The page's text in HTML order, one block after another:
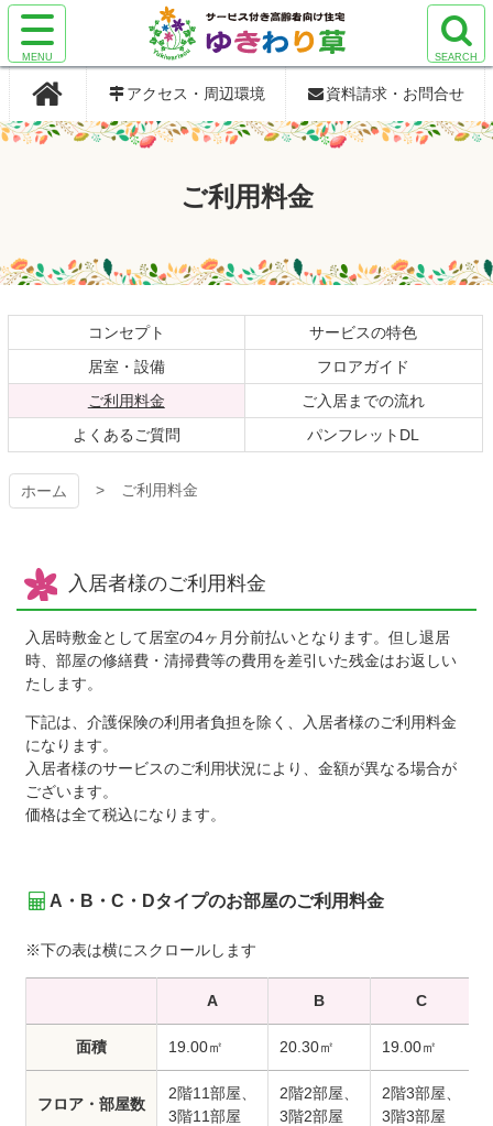
コ
テ
ン
ツ
本
プ
アクセス・周辺環境 資料請求・お問合せ
ご利用料金
コンセプト
サービスの特色
居室・設備
フロアガイド
ご利用料金現在のページ
ご入居までの流れ
よくあるご質問
パンフレットDL
ホーム ご利用料金
入居者様のご利用料金
入居時敷金として居室の4ヶ月分前払いとなります。但し退居
時、部屋の修繕費・清掃費等の費用を差引いた残金はお返しい
たします。
下記は、介護保険の利用者負担を除く、入居者様のご利用料金
になります。
入居者様のサービスのご利用状況により、金額が異なる場合が
ございます。
価格は全て税込になります。
A・B・C・Dタイプのお部屋のご利用料金
※下の表は横にスクロールします
A B C
面積 19.00㎡ 20.30㎡ 19.00㎡
フロア・部屋数
2階11部屋、
3階11部屋
2階2部屋、
3階2部屋
2階3部屋、
3階3部屋
サービス付き
高齢者向け住
宅 ゆきわり
サ
イ
ト
メ
ニ
く
検
エ
リ
ア
サービス付き
高齢者向け住
宅 ゆきわり
サ
イ
ト
メ
ニ
く
検
エ
リ
ア